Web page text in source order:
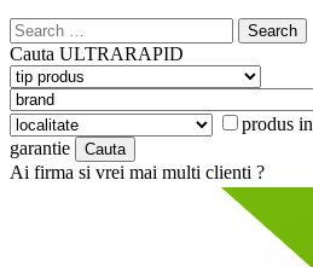
Search
for:
Cauta ULTRARAPID
produs
garantie
Ai firma si vrei mai multi clienti ?